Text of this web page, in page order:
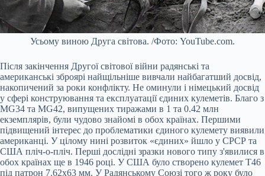
Усьому виною Друга світова. /Фото: YouTube.com.
Після закінчення Другої світової війни радянські та
американські зброярі найщільніше вивчали найбагатший досвід,
накопичений за роки конфлікту. Не оминули і німецький досвід
у сфері конструювання та експлуатації єдиних кулеметів. Благо з
MG34 та MG42, випущених тиражами в 1 та 0.42 млн
екземплярів, були чудово знайомі в обох країнах. Першими
підвищений інтерес до проблематики єдиного кулемету виявили
американці. У цілому нині розвиток «єдиних» йшло у СРСР та
США пліч-о-пліч. Перші дослідні зразки нового типу з'явилися в
обох країнах ще в 1946 році. У США було створено кулемет Т46
під патрон 7.62х63 мм. У Радянському Союзі того ж року було